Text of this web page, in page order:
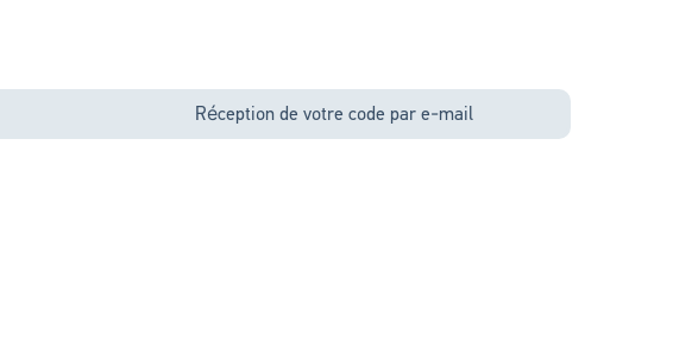
Réception de votre code par e-mail